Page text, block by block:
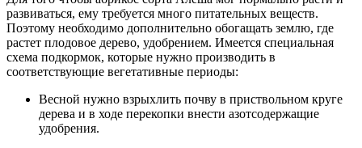
развиваться, ему требуется много питательных веществ.
Поэтому необходимо дополнительно обогащать землю, где
растет плодовое дерево, удобрением. Имеется специальная
схема подкормок, которые нужно производить в
соответствующие вегетативные периоды:
Весной нужно взрыхлить почву в приствольном круге
дерева и в ходе перекопки внести азотсодержащие
удобрения.